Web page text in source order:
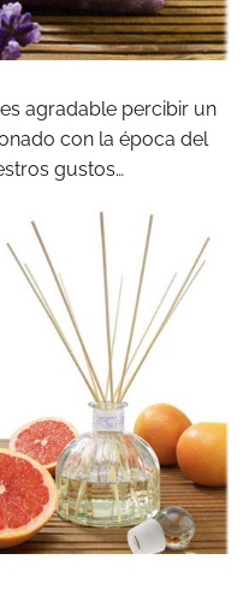
agradable percibir un
con la época del
gustos…